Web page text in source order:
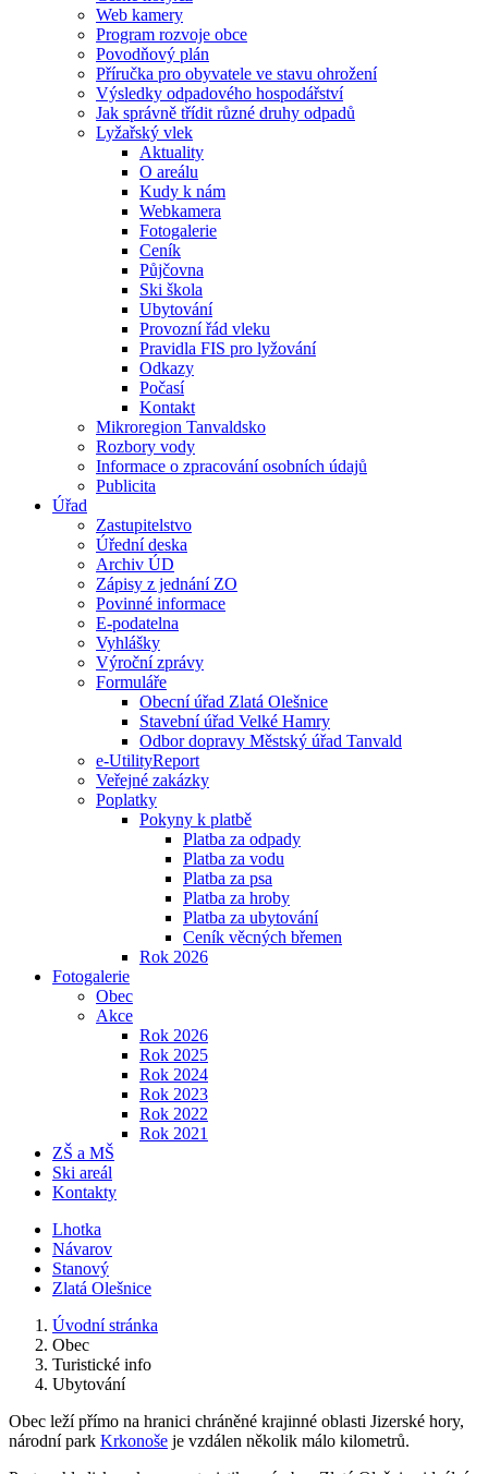
Web kamery
Program rozvoje obce
Povodňový plán
Příručka pro obyvatele ve stavu ohrožení
Výsledky odpadového hospodářství
Jak správně třídit různé druhy odpadů
Lyžařský vlek
Aktuality
O areálu
Kudy k nám
Webkamera
Fotogalerie
Ceník
Půjčovna
Ski škola
Ubytování
Provozní řád vleku
Pravidla FIS pro lyžování
Odkazy
Počasí
Kontakt
Mikroregion Tanvaldsko
Rozbory vody
Informace o zpracování osobních údajů
Publicita
Úřad
Zastupitelstvo
Úřední deska
Archiv ÚD
Zápisy z jednání ZO
Povinné informace
E-podatelna
Vyhlášky
Výroční zprávy
Formuláře
Obecní úřad Zlatá Olešnice
Stavební úřad Velké Hamry
Odbor dopravy Městský úřad Tanvald
e-UtilityReport
Veřejné zakázky
Poplatky
Pokyny k platbě
Platba za odpady
Platba za vodu
Platba za psa
Platba za hroby
Platba za ubytování
Ceník věcných břemen
Rok 2026
Fotogalerie
Obec
Akce
Rok 2026
Rok 2025
Rok 2024
Rok 2023
Rok 2022
Rok 2021
ZŠ a MŠ
Ski areál
Kontakty
Lhotka
Návarov
Stanový
Zlatá Olešnice
Úvodní stránka
Obec
Turistické info
Ubytování
Obec leží přímo na hranici chráněné krajinné oblasti Jizerské hory,
národní park Krkonoše je vzdálen několik málo kilometrů.